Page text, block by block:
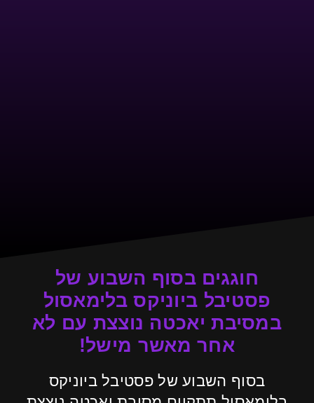
חוגגים בסוף השבוע של
פסטיבל ביוניקס בלימאסול
במסיבת יאכטה נוצצת עם לא
אחר מאשר מישל!
בסוף השבוע של פסטיבל ביוניקס